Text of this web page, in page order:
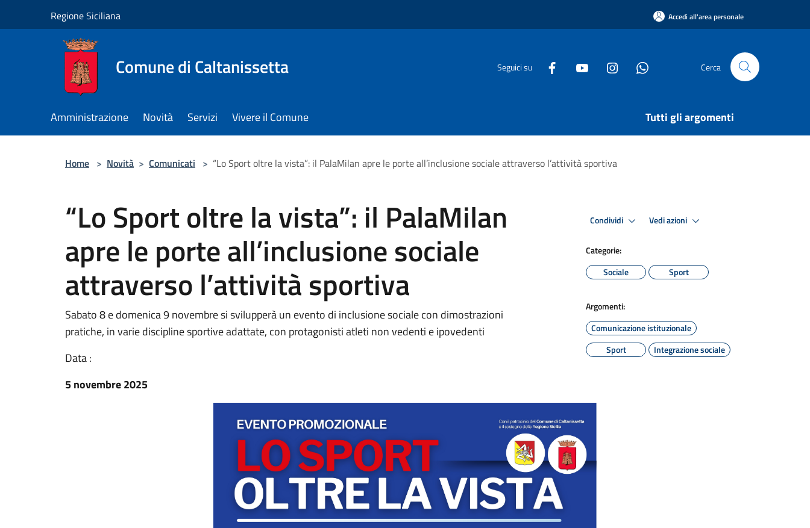
Regione Siciliana Accedi all'area personale
Comune di Caltanissetta Seguici su Cerca
Amministrazione Novità Servizi Vivere il Comune Tutti gli argomenti
Home > Novità > Comunicati > “Lo Sport oltre la vista”: il PalaMilan apre le porte all’inclusione sociale attraverso l’attività sportiva
“Lo Sport oltre la vista”: il PalaMilan
apre le porte all’inclusione sociale
attraverso l’attività sportiva
Sabato 8 e domenica 9 novembre si svilupperà un evento di inclusione sociale con dimostrazioni
pratiche, in varie discipline sportive adattate, con protagonisti atleti non vedenti e ipovedenti
Data :
5 novembre 2025
Condividi Vedi azioni
Categorie:
Sociale
Sport
Argomenti:
Comunicazione istituzionale
Sport
Integrazione sociale